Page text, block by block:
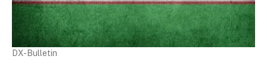
DX-Bulletin